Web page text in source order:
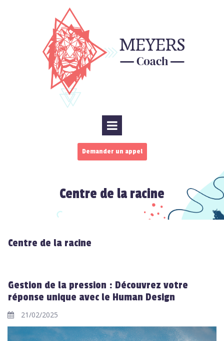
Demander un appel
Centre de la racine
Centre de la racine
Gestion de la pression : Découvrez votre
réponse unique avec le Human Design
21/02/2025